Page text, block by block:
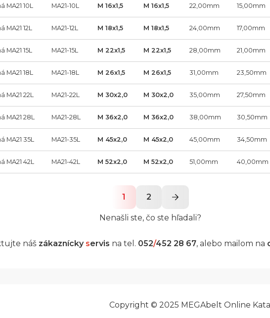
MA21 10L MA21-10L M 16x1,5 M 16x1,5 22,00mm 15,00mm
MA21 12L MA21-12L M 18x1,5 M 18x1,5 24,00mm 17,00mm
MA21 15L MA21-15L M 22x1,5 M 22x1,5 28,00mm 21,00mm
MA21 18L MA21-18L M 26x1,5 M 26x1,5 31,00mm 23,50mm
MA21 22L MA21-22L M 30x2,0 M 30x2,0 35,00mm 27,50mm
MA21 28L MA21-28L M 36x2,0 M 36x2,0 38,00mm 30,50mm
MA21 35L MA21-35L M 45x2,0 M 45x2,0 45,00mm 34,50mm
MA21 42L MA21-42L M 52x2,0 M 52x2,0 51,00mm 40,00mm
1 2
Nenašli ste, čo ste hľadali?
náš zákaznícky servis na tel. 052/452 28 67, alebo mailom na
Copyright © 2025 MEGAbelt Online